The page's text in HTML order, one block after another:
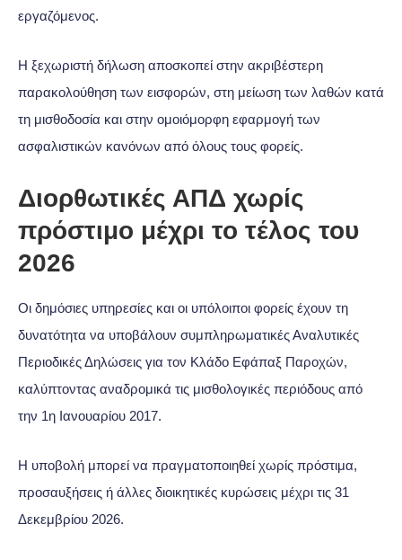
εργαζόμενος.
Η ξεχωριστή δήλωση αποσκοπεί στην ακριβέστερη
παρακολούθηση των εισφορών, στη μείωση των λαθών κατά
τη μισθοδοσία και στην ομοιόμορφη εφαρμογή των
ασφαλιστικών κανόνων από όλους τους φορείς.
Διορθωτικές ΑΠΔ χωρίς
πρόστιμο μέχρι το τέλος του
2026
Οι δημόσιες υπηρεσίες και οι υπόλοιποι φορείς έχουν τη
δυνατότητα να υποβάλουν συμπληρωματικές Αναλυτικές
Περιοδικές Δηλώσεις για τον Κλάδο Εφάπαξ Παροχών,
καλύπτοντας αναδρομικά τις μισθολογικές περιόδους από
την 1η Ιανουαρίου 2017.
Η υποβολή μπορεί να πραγματοποιηθεί χωρίς πρόστιμα,
προσαυξήσεις ή άλλες διοικητικές κυρώσεις μέχρι τις 31
Δεκεμβρίου 2026.